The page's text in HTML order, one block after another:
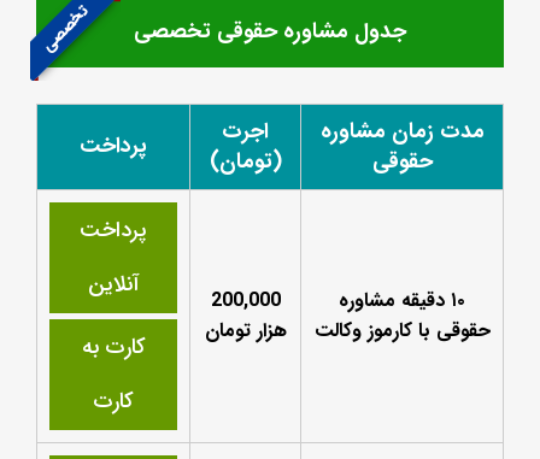
تخصصی جدول مشاوره حقوقی تخصصی
مدت زمان مشاوره
حقوقی
اجرت
(تومان)
پرداخت
۱۰ دقیقه مشاوره
حقوقی با کارموز وکالت
200,000
هزار تومان
پرداخت
آنلاین
کارت به
کارت